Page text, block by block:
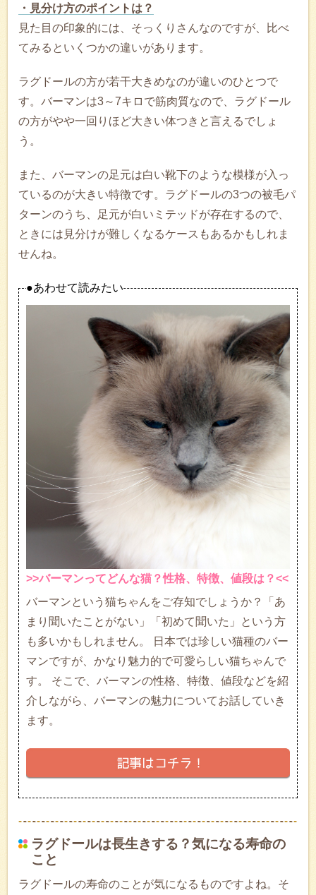
・見分け方のポイントは？
見た目の印象的には、そっくりさんなのですが、比べ
てみるといくつかの違いがあります。
ラグドールの方が若干大きめなのが違いのひとつで
す。バーマンは3～7キロで筋肉質なので、ラグドール
の方がやや一回りほど大きい体つきと言えるでしょ
う。
また、バーマンの足元は白い靴下のような模様が入っ
ているのが大きい特徴です。ラグドールの3つの被毛パ
ターンのうち、足元が白いミテッドが存在するので、
ときには見分けが難しくなるケースもあるかもしれま
せんね。
●あわせて読みたい
>>バーマンってどんな猫？性格、特徴、値段は？<<
バーマンという猫ちゃんをご存知でしょうか？「あ
まり聞いたことがない」「初めて聞いた」という方
も多いかもしれません。 日本では珍しい猫種のバー
マンですが、かなり魅力的で可愛らしい猫ちゃんで
す。 そこで、バーマンの性格、特徴、値段などを紹
介しながら、バーマンの魅力についてお話していき
ます。
ラグドールは長生きする？気になる寿命の
こと
ラグドールの寿命のことが気になるものですよね。そ